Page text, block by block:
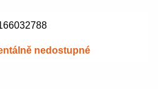
nedostupné